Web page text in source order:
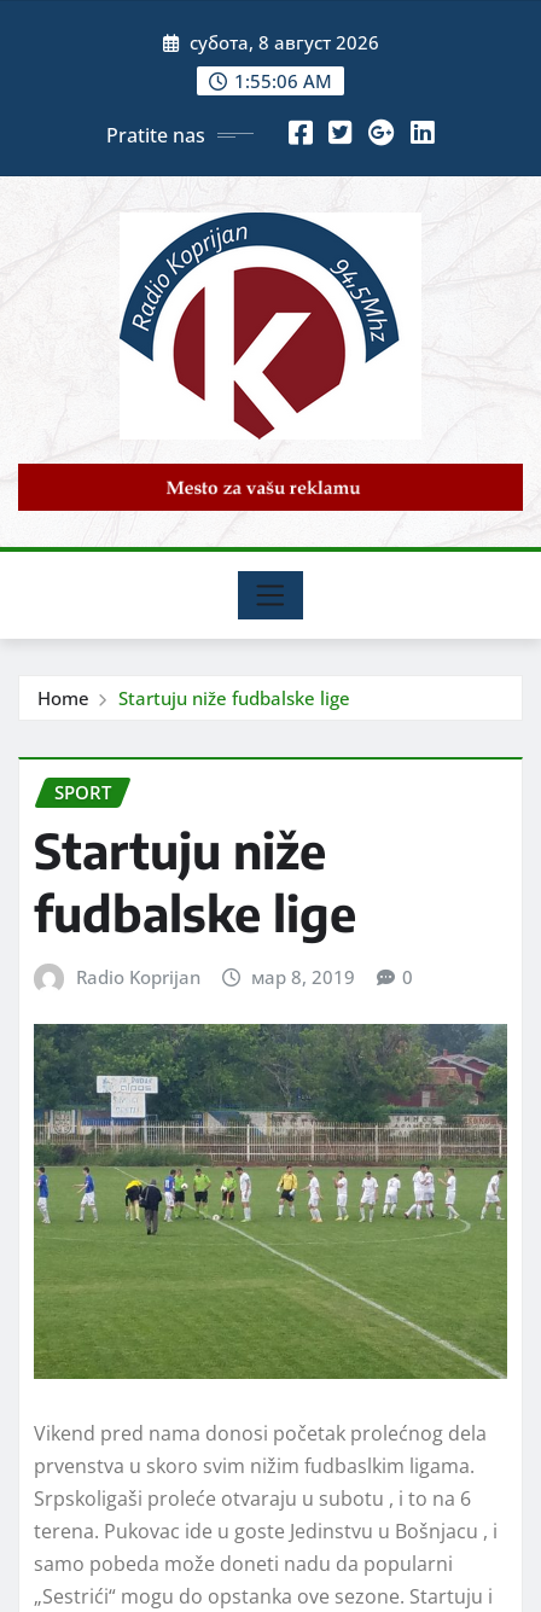
субота, 8 август 2026
1:55:07 AM
Pratite nas
Home Startuju niže fudbalske lige
SPORT
Startuju niže
fudbalske lige
Radio Koprijan мар 8, 2019 0
Vikend pred nama donosi početak prolećnog dela
prvenstva u skoro svim nižim fudbaslkim ligama.
Srpskoligaši proleće otvaraju u subotu , i to na 6
terena. Pukovac ide u goste Jedinstvu u Bošnjacu , i
samo pobeda može doneti nadu da popularni
„Sestrići“ mogu do opstanka ove sezone. Startuju i